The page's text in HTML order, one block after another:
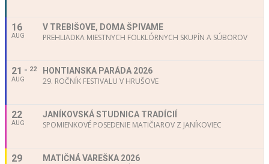
16
AUG
V TREBIŠOVE, DOMA ŠPIVAME
PREHLIADKA MIESTNYCH FOLKLÓRNYCH SKUPÍN A SÚBOROV
21
AUG
22 HONTIANSKA PARÁDA 2026
29. ROČNÍK FESTIVALU V HRUŠOVE
22
AUG
JANÍKOVSKÁ STUDNICA TRADÍCIÍ
SPOMIENKOVÉ POSEDENIE MATIČIAROV Z JANÍKOVIEC
29 MATIČNÁ VAREŠKA 2026